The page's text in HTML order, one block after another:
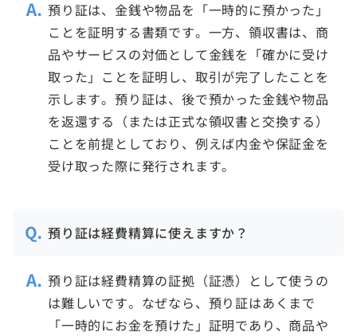
預り証は、金銭や物品を「一時的に預かった」
ことを証明する書類です。一方、領収書は、商
品やサービスの対価として金銭を「確かに受け
取った」ことを証明し、取引が完了したことを
示します。預り証は、後で預かった金銭や物品
を返還する（または正式な領収書と交換する）
ことを前提としており、例えば内金や保証金を
受け取った際に発行されます。
預り証は経費精算に使えますか？
預り証は経費精算の証拠（証憑）として使うの
は難しいです。なぜなら、預り証はあくまで
「一時的にお金を預けた」証明であり、商品や